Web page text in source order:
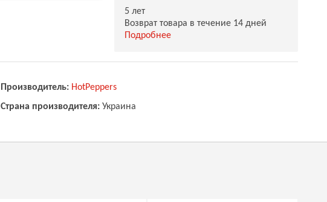
5 лет
Возврат товара в течение 14 дней
Подробнее
Производитель: HotPeppers
Страна производителя: Украина